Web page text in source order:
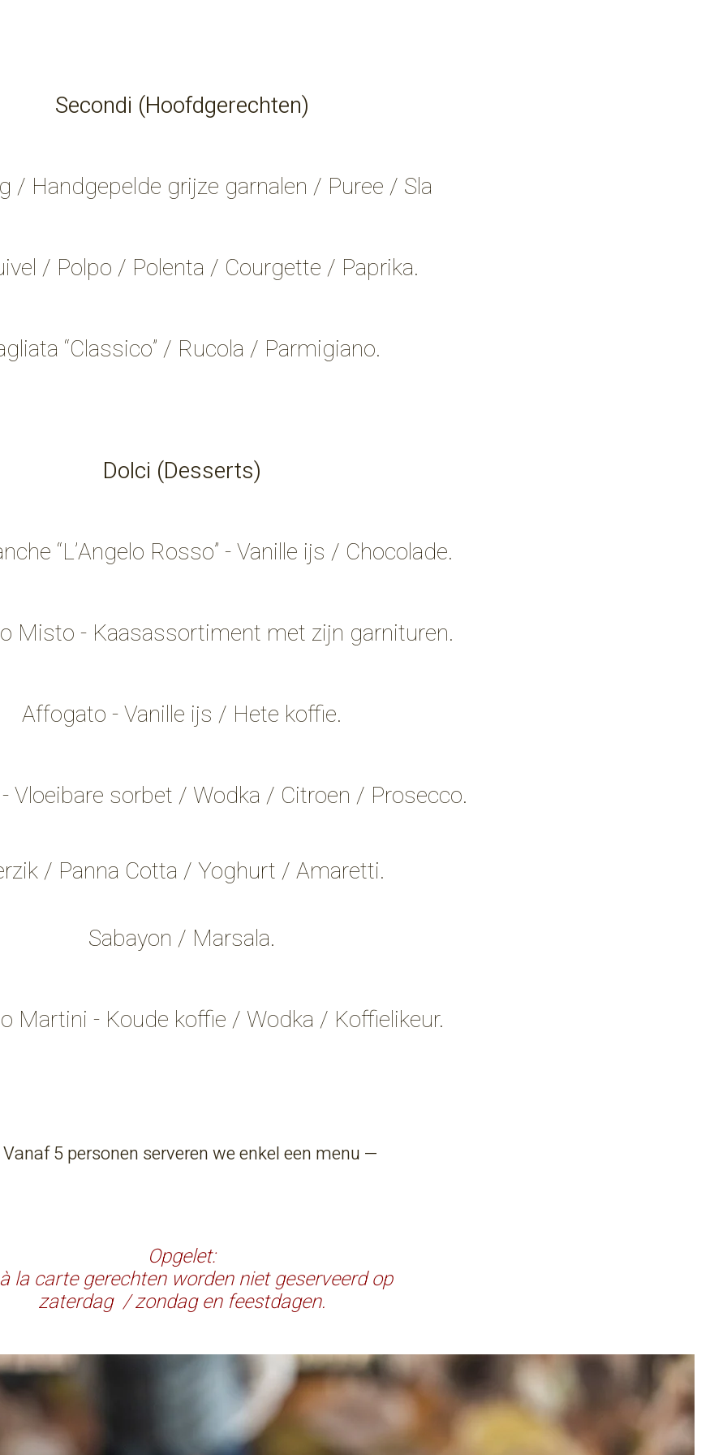
Secondi (Hoofdgerechten)
/ Handgepelde grijze garnalen / Puree / Sla
/ Polpo / Polenta / Courgette / Paprika.
“Classico” / Rucola / Parmigiano.
Dolci (Desserts)
“L’Angelo Rosso” - Vanille ijs / Chocolade.
Misto - Kaasassortiment met zijn garnituren.
Affogato - Vanille ijs / Hete koffie.
Vloeibare sorbet / Wodka / Citroen / Prosecco.
/ Panna Cotta / Yoghurt / Amaretti.
Sabayon / Marsala.
Martini - Koude koffie / Wodka / Koffielikeur.
5 personen serveren we enkel een menu —
Opgelet:
la carte gerechten worden niet geserveerd op
zaterdag / zondag en feestdagen.